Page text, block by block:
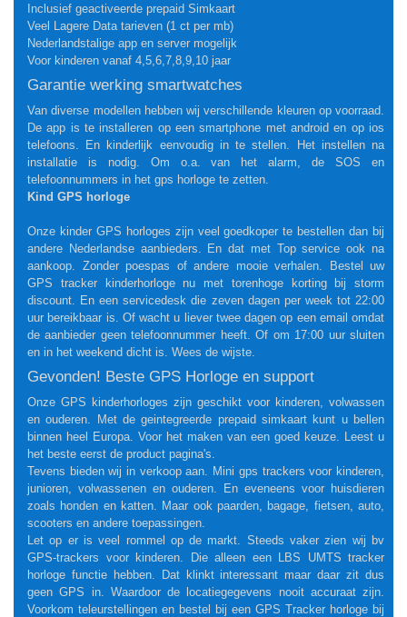
Inclusief geactiveerde prepaid Simkaart
Veel Lagere Data tarieven (1 ct per mb)
Nederlandstalige app en server mogelijk
Voor kinderen vanaf 4,5,6,7,8,9,10 jaar
Garantie werking smartwatches
Van diverse modellen hebben wij verschillende kleuren op voorraad.
De app is te installeren op een smartphone met android en op ios
telefoons. En kinderlijk eenvoudig in te stellen. Het instellen na
installatie is nodig. Om o.a. van het alarm, de SOS en
telefoonnummers in het gps horloge te zetten.
Kind GPS horloge
Onze kinder GPS horloges zijn veel goedkoper te bestellen dan bij
andere Nederlandse aanbieders. En dat met Top service ook na
aankoop. Zonder poespas of andere mooie verhalen. Bestel uw
GPS tracker kinderhorloge nu met torenhoge korting bij storm
discount. En een servicedesk die zeven dagen per week tot 22:00
uur bereikbaar is. Of wacht u liever twee dagen op een email omdat
de aanbieder geen telefoonnummer heeft. Of om 17:00 uur sluiten
en in het weekend dicht is. Wees de wijste.
Gevonden! Beste GPS Horloge en support
Onze GPS kinderhorloges zijn geschikt voor kinderen, volwassen
en ouderen. Met de geintegreerde prepaid simkaart kunt u bellen
binnen heel Europa. Voor het maken van een goed keuze. Leest u
het beste eerst de product pagina's.
Tevens bieden wij in verkoop aan. Mini gps trackers voor kinderen,
junioren, volwassenen en ouderen. En eveneens voor huisdieren
zoals honden en katten. Maar ook paarden, bagage, fietsen, auto,
scooters en andere toepassingen.
Let op er is veel rommel op de markt. Steeds vaker zien wij bv
GPS-trackers voor kinderen. Die alleen een LBS UMTS tracker
horloge functie hebben. Dat klinkt interessant maar daar zit dus
geen GPS in. Waardoor de locatiegegevens nooit accuraat zijn.
Voorkom teleurstellingen en bestel bij een GPS Tracker horloge bij